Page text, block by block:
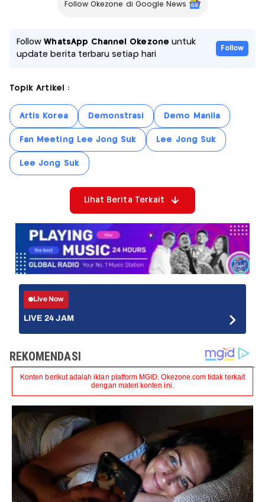
Follow Okezone di Google News
FollowWhatsApp Channel Okezone untuk
update berita terbaru setiap hari
Follow
Topik Artikel :
Artis Korea Demonstrasi Demo Manila
Fan Meeting Lee Jong Suk Lee Jong Suk
Lee Jong Suk
Lihat Berita Terkait
Live Now
LIVE 24 JAM